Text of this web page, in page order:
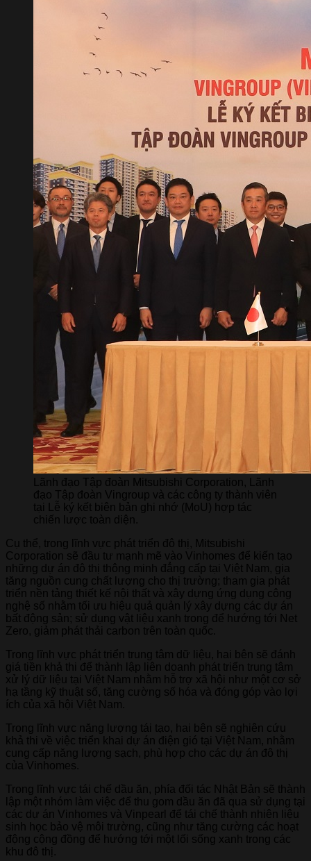
Lãnh đạo Tập đoàn Mitsubishi Corporation, Lãnh
đạo Tập đoàn Vingroup và các công ty thành viên
tại Lễ ký kết biên bản ghi nhớ (MoU) hợp tác
chiến lược toàn diện.
Cụ thể, trong lĩnh vực phát triển đô thị, Mitsubishi
Corporation sẽ đầu tư mạnh mẽ vào Vinhomes để kiến tạo
những dự án đô thị thông minh đẳng cấp tại Việt Nam, gia
tăng nguồn cung chất lượng cho thị trường; tham gia phát
triển nền tảng thiết kế nội thất và xây dựng ứng dụng công
nghệ số nhằm tối ưu hiệu quả quản lý xây dựng các dự án
bất động sản; sử dụng vật liệu xanh trong để hướng tới Net
Zero, giảm phát thải carbon trên toàn quốc.
Trong lĩnh vực phát triển trung tâm dữ liệu, hai bên sẽ đánh
giá tiền khả thi để thành lập liên doanh phát triển trung tâm
xử lý dữ liệu tại Việt Nam nhằm hỗ trợ xã hội như một cơ sở
hạ tầng kỹ thuật số, tăng cường số hóa và đóng góp vào lợi
ích của xã hội Việt Nam.
Trong lĩnh vực năng lượng tái tạo, hai bên sẽ nghiên cứu
khả thi về việc triển khai dự án điện gió tại Việt Nam, nhằm
cung cấp năng lượng sạch, phù hợp cho các dự án đô thị
của Vinhomes.
Trong lĩnh vực tái chế dầu ăn, phía đối tác Nhật Bản sẽ thành
lập một nhóm làm việc để thu gom dầu ăn đã qua sử dụng tại
các dự án Vinhomes và Vinpearl để tái chế thành nhiên liệu
sinh học bảo vệ môi trường, cũng như tăng cường các hoạt
động cộng đồng để hướng tới một lối sống xanh trong các
khu đô thị.